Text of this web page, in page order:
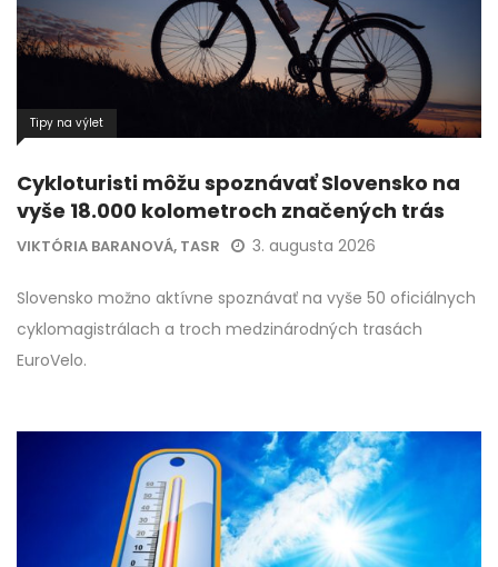
Tipy na výlet
Cykloturisti môžu spoznávať Slovensko na
vyše 18.000 kolometroch značených trás
VIKTÓRIA BARANOVÁ, TASR 3. augusta 2026
Slovensko možno aktívne spoznávať na vyše 50 oficiálnych
cyklomagistrálach a troch medzinárodných trasách
EuroVelo.